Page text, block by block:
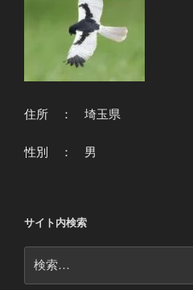
住所 ： 埼玉県
性別 ： 男
サイト内検索
索: